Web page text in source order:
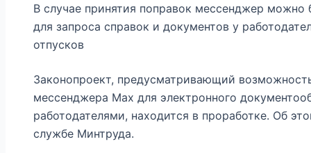
В случае принятия поправок мессенджер можно
для запроса справок и документов у
отпусков
Законопроект, предусматривающий
мессенджера Max для электронного
работодателями, находится в проработке. Об
службе Минтруда.